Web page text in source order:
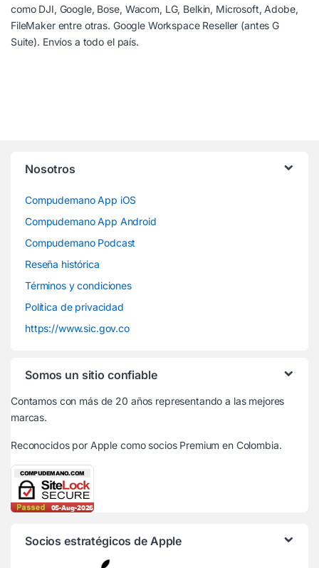
como DJI, Google, Bose, Wacom, LG, Belkin, Microsoft, Adobe,
FileMaker entre otras. Google Workspace Reseller (antes G
Suite). Envíos a todo el país.
Nosotros
Compudemano App iOS
Compudemano App Android
Compudemano Podcast
Reseña histórica
Términos y condiciones
Política de privacidad
https://www.sic.gov.co
Somos un sitio confiable
Contamos con más de 20 años representando a las mejores
marcas.
Reconocidos por Apple como socios Premium en Colombia.
Socios estratégicos de Apple